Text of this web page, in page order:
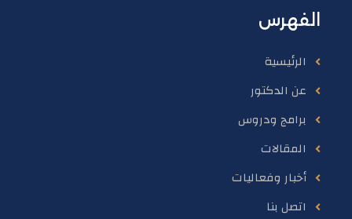
الفهرس
الرئيسية
عن الدكتور
برامج ودروس
المقالات
أخبار وفعاليات
اتصل بنا